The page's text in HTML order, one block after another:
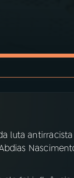
luta